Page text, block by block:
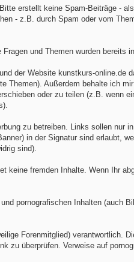
erstellt keine Spam-Beiträge -
- z.B. durch Spam oder vom
und Themen wurden bereits
der Website kunstkurs-online.de
Themen). Außerdem behalte ich
oder zu teilen (z.B. wenn
zu betreiben. Links sollen nur
in der Signatur sind erlaubt,
sind).
keine fremden Inhalte. Wenn Ihr
pornografischen Inhalten (auch
Forenmitglied) verantwortlich.
zu überprüfen. Verweise auf